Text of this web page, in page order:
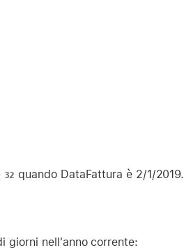
32 quando DataFattura è 2/1/2019.
giorni nell'anno corrente: